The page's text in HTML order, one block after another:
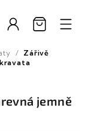
/ Zářivě
jemně